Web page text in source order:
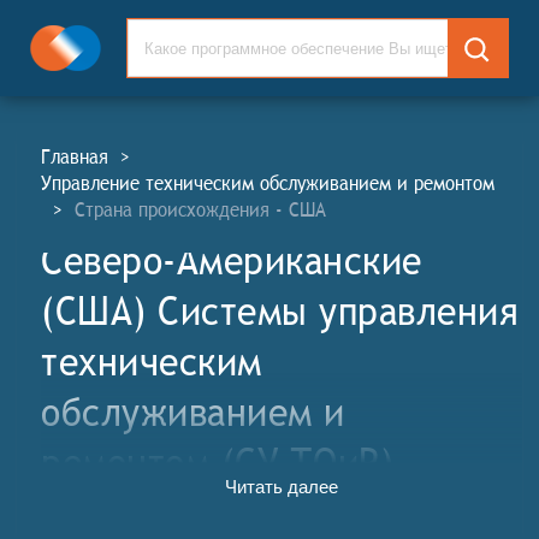
Главная >
Управление техническим обслуживанием и ремонтом
> Страна происхождения - США
Северо-Американские
(США) Системы управления
техническим
обслуживанием и
ремонтом (СУ ТОиР)
Читать далее